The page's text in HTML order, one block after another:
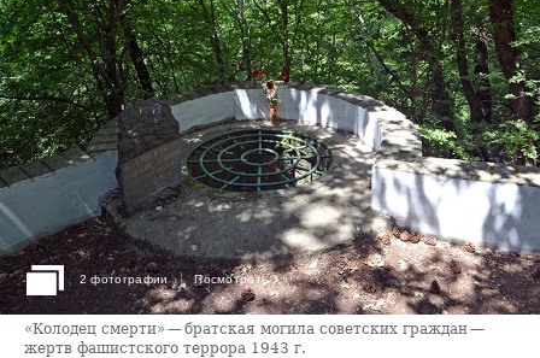
2 фотографии Посмотреть ›
«Колодец смерти» — братская могила советских граждан —
жертв фашистского террора 1943 г.